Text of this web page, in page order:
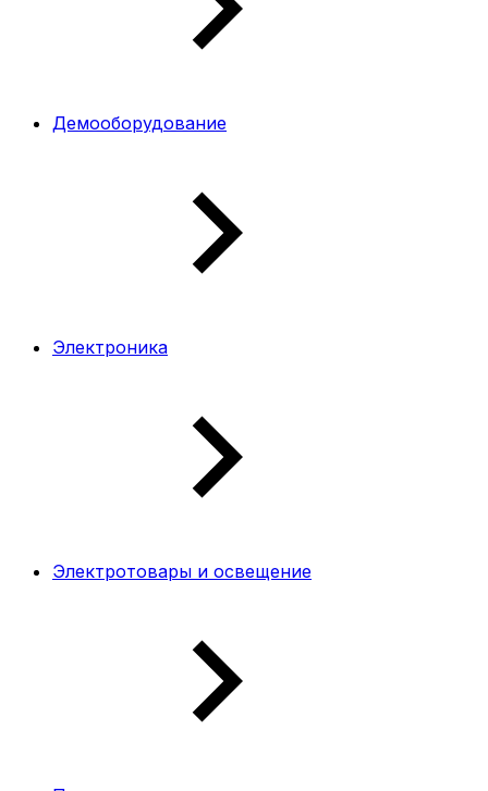
Демооборудование
Электроника
Электротовары и освещение